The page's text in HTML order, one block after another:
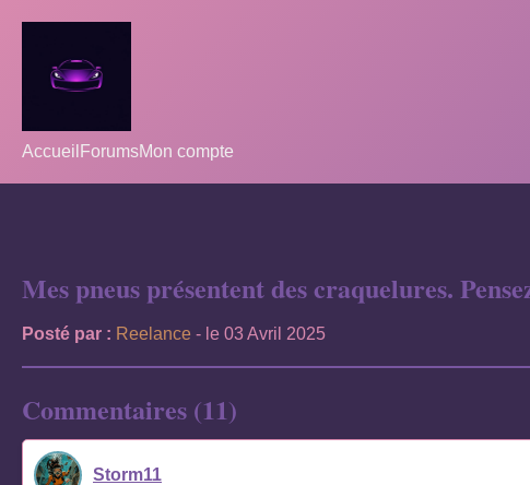
Accueil ForumsMon compte
Mes pneus présentent des craquelures.
Posté par : Reelance - le 03 Avril 2025
Commentaires (11)
Storm11